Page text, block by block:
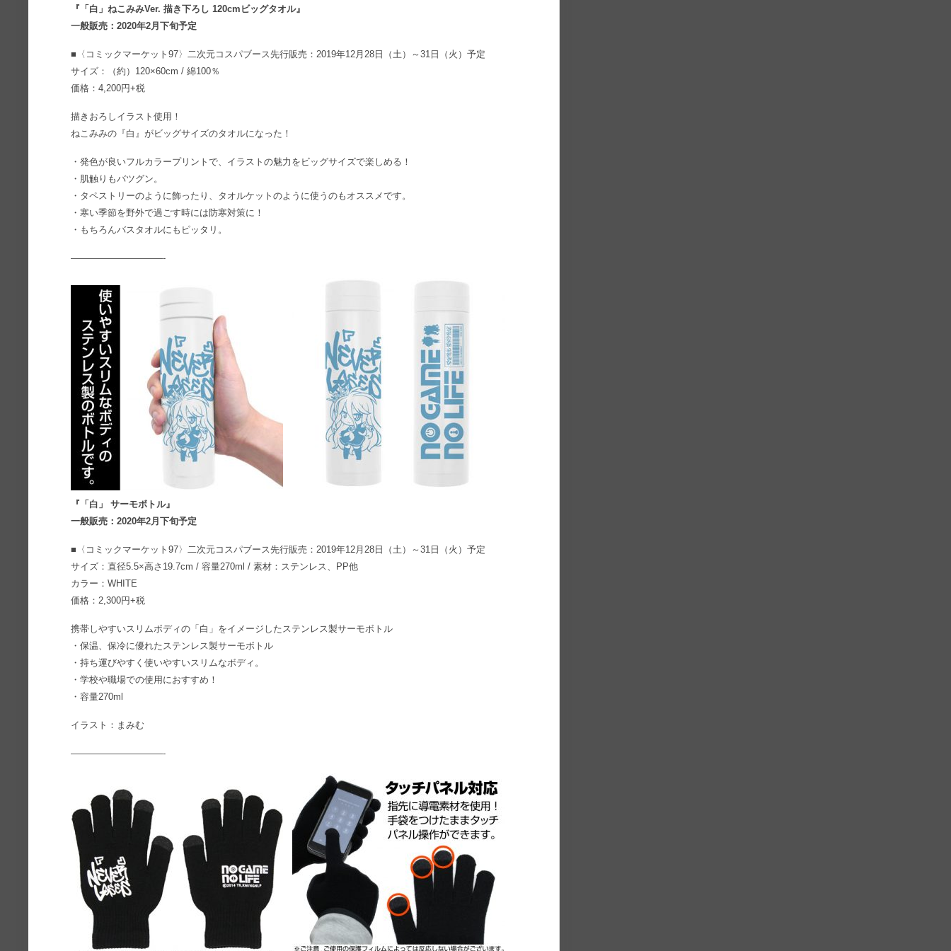
『「白」ねこみみVer. 描き下ろし 120cmビッグタオル』
一般販売：2020年2月下旬予定
■〈コミックマーケット97〉二次元コスパブース先行販売：2019年12月28日（土）～31日（火）予定
サイズ：（約）120×60cm / 綿100％
価格：4,200円+税
描きおろしイラスト使用！
ねこみみの『白』がビッグサイズのタオルになった！
・発色が良いフルカラープリントで、イラストの魅力をビッグサイズで楽しめる！
・肌触りもバツグン。
・タペストリーのように飾ったり、タオルケットのように使うのもオススメです。
・寒い季節を野外で過ごす時には防寒対策に！
・もちろんバスタオルにもピッタリ。
——————————-
『「白」 サーモボトル』
一般販売：2020年2月下旬予定
■〈コミックマーケット97〉二次元コスパブース先行販売：2019年12月28日（土）～31日（火）予定
サイズ：直径5.5×高さ19.7cm / 容量270ml / 素材：ステンレス、PP他
カラー：WHITE
価格：2,300円+税
携帯しやすいスリムボディの「白」をイメージしたステンレス製サーモボトル
・保温、保冷に優れたステンレス製サーモボトル
・持ち運びやすく使いやすいスリムなボディ。
・学校や職場での使用におすすめ！
・容量270ml
イラスト：まみむ
——————————-